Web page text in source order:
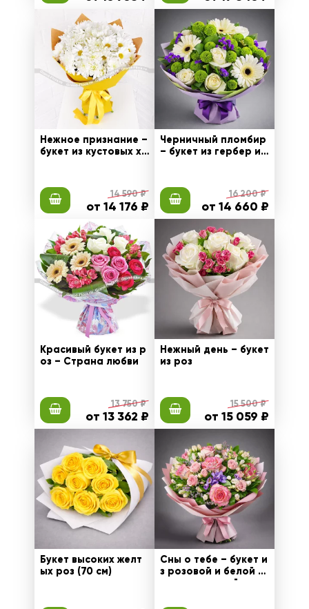
Нежное признание –
букет из кустовых хр
14 590 ₽
от 14 176 ₽
Черничный пломбир
– букет из гербер и к
16 200 ₽
от 14 660 ₽
Красивый букет из р
оз – Страна любви
13 750 ₽
от 13 362 ₽
Нежный день – букет
из роз
15 500 ₽
от 15 059 ₽
Букет высоких желт
ых роз (70 см)
Сны о тебе – букет и
з розовой и белой р
озы с эустомой